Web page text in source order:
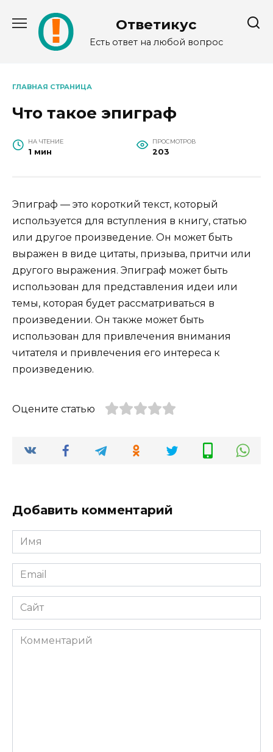
содержанию
Ответикус
Есть ответ на любой вопрос
ГЛАВНАЯ СТРАНИЦА
Что такое эпиграф
НА ЧТЕНИЕ
1 мин
ПРОСМОТРОВ
203
Эпиграф — это короткий текст, который
используется для вступления в книгу, статью
или другое произведение. Он может быть
выражен в виде цитаты, призыва, притчи или
другого выражения. Эпиграф может быть
использован для представления идеи или
темы, которая будет рассматриваться в
произведении. Он также может быть
использован для привлечения внимания
читателя и привлечения его интереса к
произведению.
Оцените статью
Добавить комментарий
Имя
*
Email
*
Сайт
Комментарий